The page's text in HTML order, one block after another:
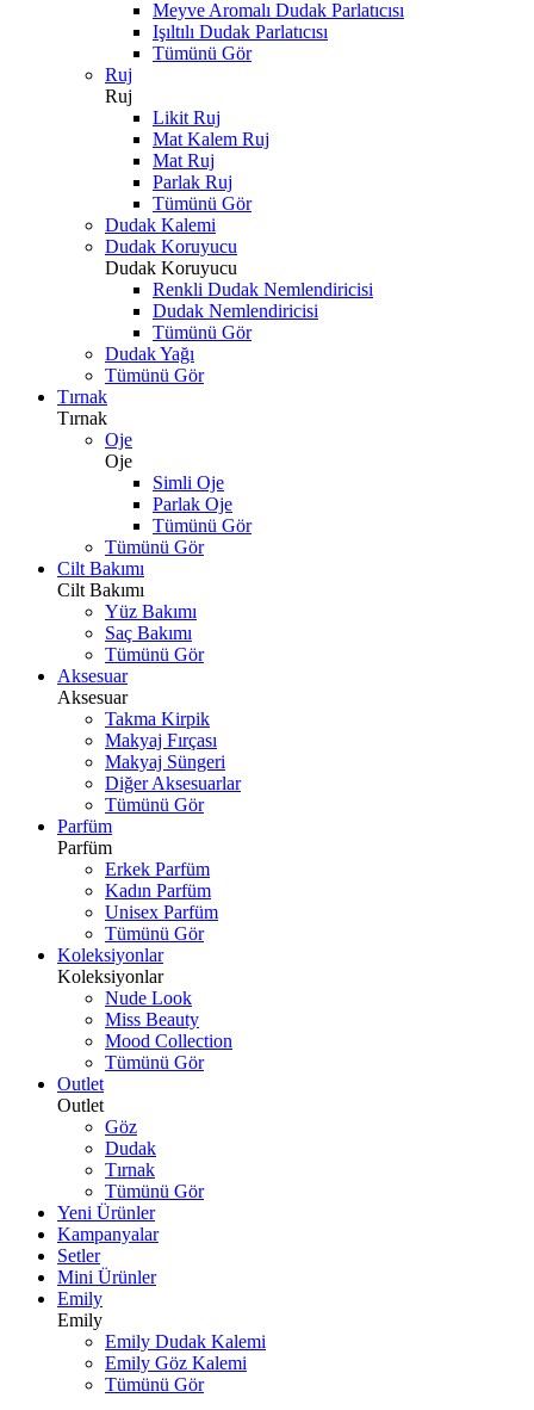
Meyve Aromalı Dudak Parlatıcısı
Işıltılı Dudak Parlatıcısı
Tümünü Gör
Ruj
Ruj
Likit Ruj
Mat Kalem Ruj
Mat Ruj
Parlak Ruj
Tümünü Gör
Dudak Kalemi
Dudak Koruyucu
Dudak Koruyucu
Renkli Dudak Nemlendiricisi
Dudak Nemlendiricisi
Tümünü Gör
Dudak Yağı
Tümünü Gör
Tırnak
Tırnak
Oje
Oje
Simli Oje
Parlak Oje
Tümünü Gör
Tümünü Gör
Cilt Bakımı
Cilt Bakımı
Yüz Bakımı
Saç Bakımı
Tümünü Gör
Aksesuar
Aksesuar
Takma Kirpik
Makyaj Fırçası
Makyaj Süngeri
Diğer Aksesuarlar
Tümünü Gör
Parfüm
Parfüm
Erkek Parfüm
Kadın Parfüm
Unisex Parfüm
Tümünü Gör
Koleksiyonlar
Koleksiyonlar
Nude Look
Miss Beauty
Mood Collection
Tümünü Gör
Outlet
Outlet
Göz
Dudak
Tırnak
Tümünü Gör
Yeni Ürünler
Kampanyalar
Setler
Mini Ürünler
Emily
Emily
Emily Dudak Kalemi
Emily Göz Kalemi
Tümünü Gör